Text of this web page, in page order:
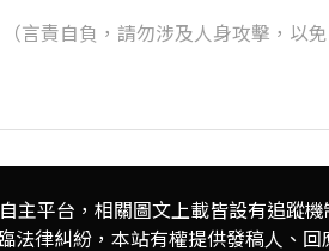
言責自負，請勿涉及人身攻擊，以免
主平台，相關圖文上載皆設有追蹤機
法律糾紛，本站有權提供發稿人、 回